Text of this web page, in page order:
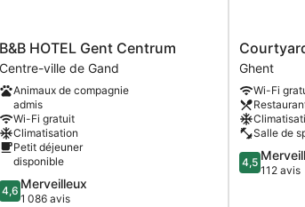
B&B
HOTEL
Gent
Centrum
Centre-
ville
de
Gand
B&B HOTEL Gent Centrum
Centre-ville de Gand
Animaux de compagnie
admis
Wi-Fi gratuit
Climatisation
Petit déjeuner
disponible
4.6
sur
4,6 Merveilleux
1 086 avis
Courtyard
By
Marriott
Ghent
Ghent
Ghent
Wi-Fi
Salle de
4.5
sur
4,5
112 avis